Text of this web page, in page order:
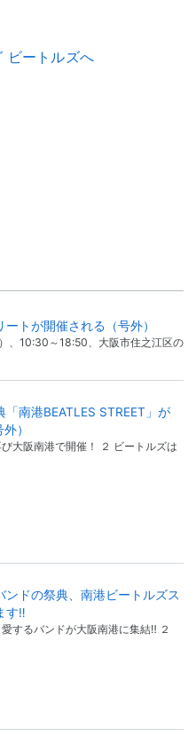
トが開催される（号外）
、10:30～18:50、大阪市住之江区の
南港BEATLES STREET」が
）
大阪南港で開催！ ２ ビートルズは
ンドの祭典、南港ビートルズス
す‼️
するバンドが大阪南港に集結‼️ ２